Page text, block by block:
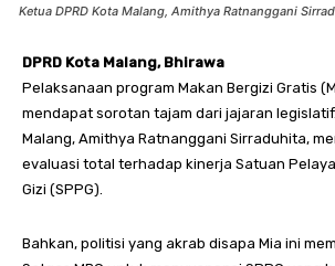
Ketua DPRD Kota Malang, Amithya Ratnanggani
DPRD Kota Malang, Bhirawa
Pelaksanaan program Makan Bergizi Gratis
mendapat sorotan tajam dari jajaran legislatif.
Malang, Amithya Ratnanggani Sirraduhita,
evaluasi total terhadap kinerja Satuan
Gizi (SPPG).
Bahkan, politisi yang akrab disapa Mia ini